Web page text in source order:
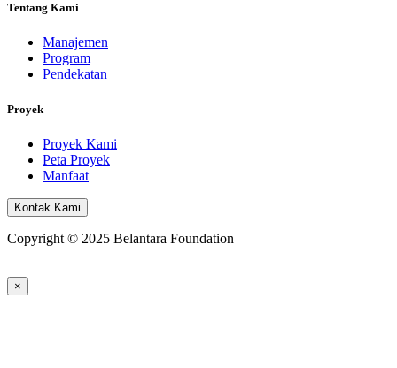
Tentang Kami
Manajemen
Program
Pendekatan
Proyek
Proyek Kami
Peta Proyek
Manfaat
Kontak Kami
Copyright © 2025 Belantara Foundation
×